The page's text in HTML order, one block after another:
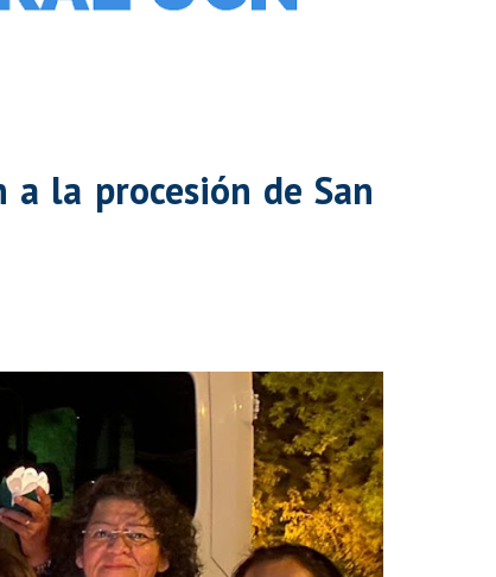
la procesión de San